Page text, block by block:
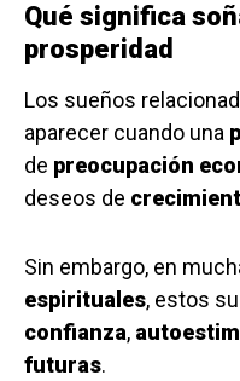
Qué significa
prosperidad
Los sueños
aparecer cuando una
de preocupación
deseos de
Sin embargo, en
espirituales, estos
confianza,
futuras.